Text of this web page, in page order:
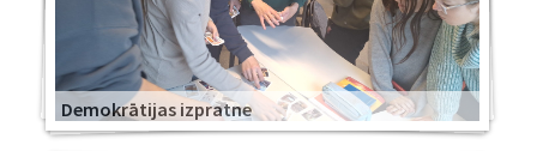
Demokrātijas izpratne